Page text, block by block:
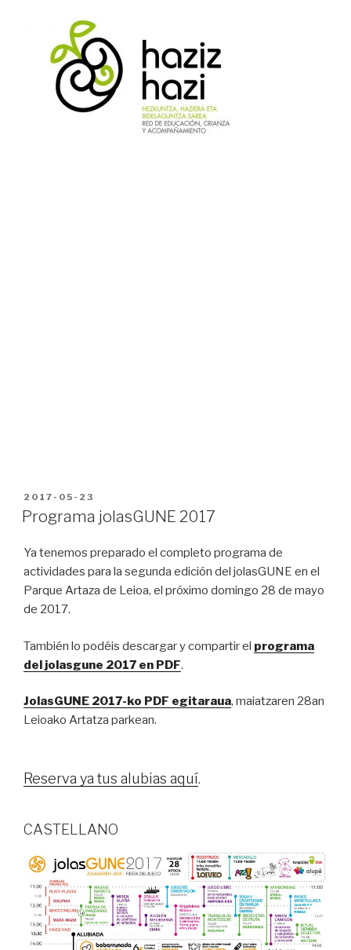
PUBLICADO
EN
2017-05-23
Programa jolasGUNE 2017
Ya tenemos preparado el completo programa de
actividades para la segunda edición del jolasGUNE en el
Parque Artaza de Leioa, el próximo domingo 28 de mayo
de 2017.
También lo podéis descargar y compartir el programa
del jolasgune 2017 en PDF.
JolasGUNE 2017-ko PDF egitaraua, maiatzaren 28an
Leioako Artatza parkean.
Reserva ya tus alubias aquí.
CASTELLANO